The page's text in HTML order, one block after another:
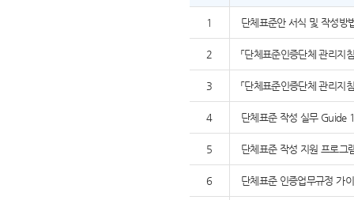
1 단체표준안 서식 및 작성방
2 「단체표준인증단체 관리지
3 「단체표준인증단체 관리지
4 단체표준 작성 실무 Guide
5 단체표준 작성 지원 프로
6 단체표준 인증업무규정 가